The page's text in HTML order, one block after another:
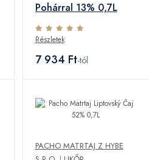
Pohárral 13% 0,7L
Részletek
7 934 Ft-tól
PACHO MATRTAJ Z HYBE